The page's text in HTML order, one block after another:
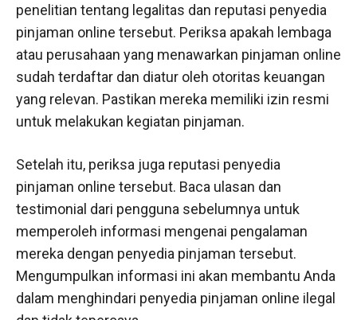
penelitian tentang legalitas dan reputasi penyedia
pinjaman online tersebut. Periksa apakah lembaga
atau perusahaan yang menawarkan pinjaman online
sudah terdaftar dan diatur oleh otoritas keuangan
yang relevan. Pastikan mereka memiliki izin resmi
untuk melakukan kegiatan pinjaman.
Setelah itu, periksa juga reputasi penyedia
pinjaman online tersebut. Baca ulasan dan
testimonial dari pengguna sebelumnya untuk
memperoleh informasi mengenai pengalaman
mereka dengan penyedia pinjaman tersebut.
Mengumpulkan informasi ini akan membantu Anda
dalam menghindari penyedia pinjaman online ilegal